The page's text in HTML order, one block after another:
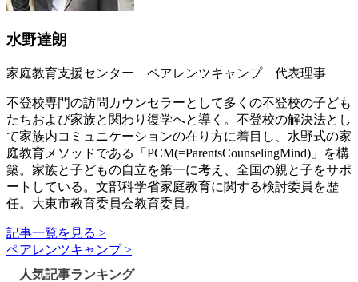
水野達朗
家庭教育支援センター ペアレンツキャンプ 代表理事
不登校専門の訪問カウンセラーとして多くの不登校の子ども
たちおよび家族と関わり復学へと導く。不登校の解決法とし
て家族内コミュニケーションの在り方に着目し、水野式の家
庭教育メソッドである「PCM(=ParentsCounselingMind)」を構
築。家族と子どもの自立を第一に考え、全国の親と子をサポ
ートしている。文部科学省家庭教育に関する検討委員を歴
任。大東市教育委員会教育委員。
記事一覧を見る >
ペアレンツキャンプ >
人気記事ランキング